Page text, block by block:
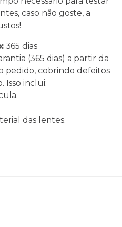
caso não goste, a
365 dias
(365 dias) a partir da
pedido, cobrindo defeitos
Isso inclui:
das lentes.